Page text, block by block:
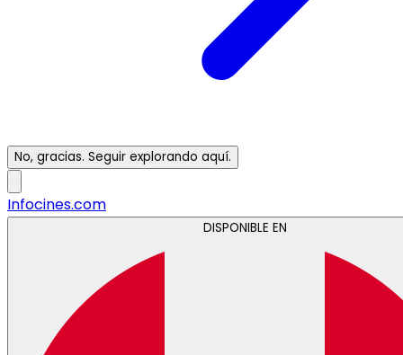
No, gracias. Seguir explorando aquí.
Infocines.com
DISPONIBLE EN